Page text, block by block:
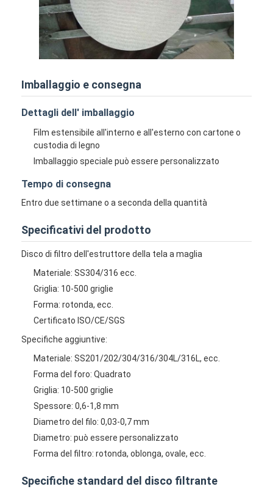
Casa
Chi siamo
Fatory Tour
Controllo di qualità
Contattaci
notizie
chatta ora
Acciaio Inossidabile X Tend Mesh
schermo filtrante per estrusore
Confezione di schermo per estrusori
Imballaggio e consegna
Dettagli dell' imballaggio
Film estensibile all'interno e all'esterno con cartone o
custodia di legno
Imballaggio speciale può essere personalizzato
Tempo di consegna
Entro due settimane o a seconda della quantità
Specificativi del prodotto
Disco di filtro dell'estruttore della tela a maglia
Materiale: SS304/316 ecc.
Griglia: 10-500 griglie
Forma: rotonda, ecc.
Certificato ISO/CE/SGS
Specifiche aggiuntive:
Materiale: SS201/202/304/316/304L/316L, ecc.
Forma del foro: Quadrato
Griglia: 10-500 griglie
Spessore: 0,6-1,8 mm
Diametro del filo: 0,03-0,7 mm
Diametro: può essere personalizzato
Forma del filtro: rotonda, oblonga, ovale, ecc.
Specifiche standard del disco filtrante